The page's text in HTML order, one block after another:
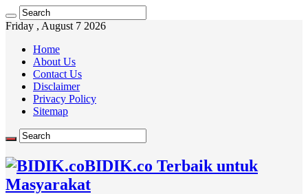
Friday , August 7 2026
Home
About Us
Contact Us
Disclaimer
Privacy Policy
Sitemap
BIDIK.co Terbaik untuk
Masyarakat